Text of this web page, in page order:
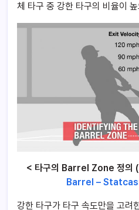
체 타구 중 강한 타구의 비율이
< 타구의 Barrel Zone 정의
Barrel –
강한 타구가 타구 속도만을 고려